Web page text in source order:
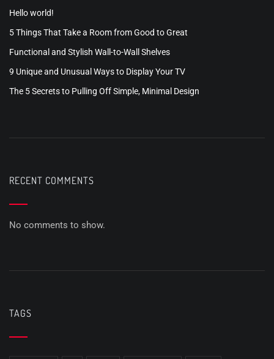
Hello world!
5 Things That Take a Room from Good to Great
Functional and Stylish Wall-to-Wall Shelves
9 Unique and Unusual Ways to Display Your TV
The 5 Secrets to Pulling Off Simple, Minimal Design
RECENT COMMENTS
No comments to show.
TAGS